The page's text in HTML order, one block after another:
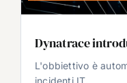
Dynatrace
L'obbiettivo è
incidenti IT.